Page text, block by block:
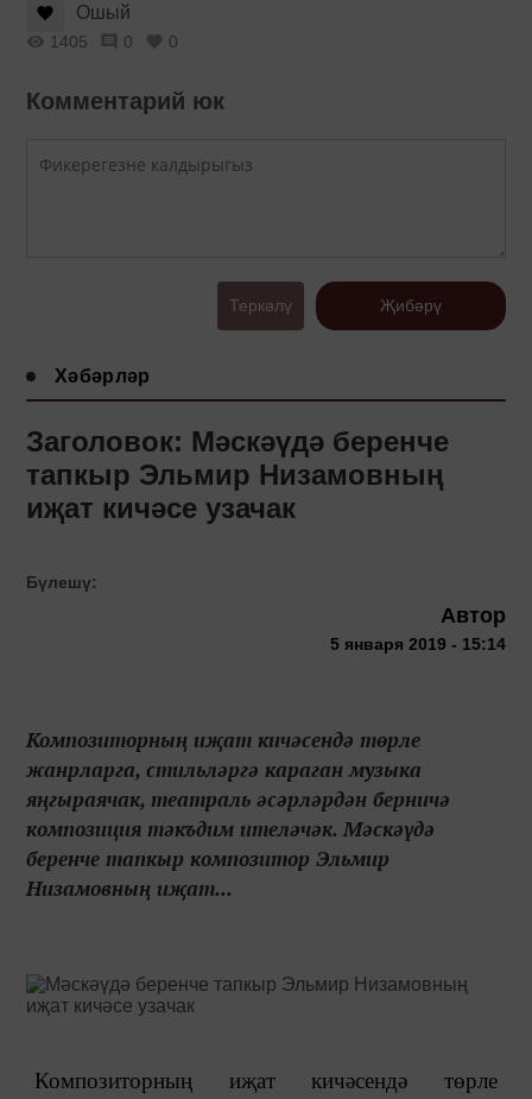
Ошый
1405 0 0
Комментарий юк
Теркәлү Җибәрү
Хәбәрләр
Заголовок: Мәскәүдә беренче
тапкыр Эльмир Низамовның
иҗат кичәсе узачак
Бүлешү:
Автор
5 января 2019 - 15:14
Композиторның иҗат кичәсендә төрле
жанрларга, стильләргә караган музыка
яңгыраячак, театраль әсәрләрдән берничә
композиция тәкъдим ителәчәк. Мәскәүдә
беренче тапкыр композитор Эльмир
Низамовның иҗат...
Композиторның иҗат кичәсендә төрле